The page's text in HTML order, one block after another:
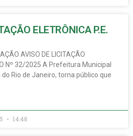
ELETRÔNICA P.E.
AVISO DE LICITAÇÃO
Nº 32/2025 A Prefeitura Municipal
do Rio de Janeiro, torna público que
14:48